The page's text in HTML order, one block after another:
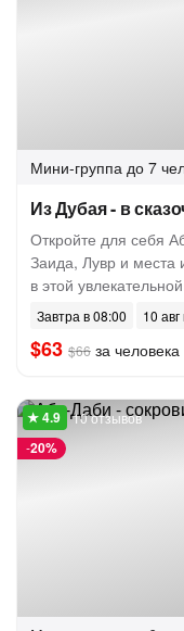
Мини-группа до 7
Из Дубая - в
Откройте для себя
Заида, Лувр и
в этой
Завтра в 08:00 10
$63 $66 за человека
-20%
10 отзывов